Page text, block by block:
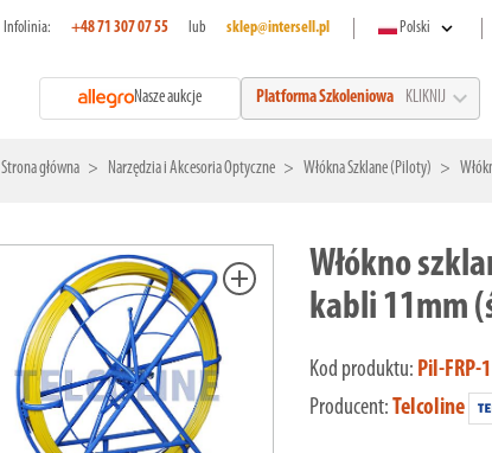
Infolinia: +48 71 307 07 55 lub sklep@intersell.pl Polski expand_more
Nasze aukcje Platforma Szkoleniowa KLIKNIJ expand_more
Strona główna Narzędzia i Akcesoria Optyczne Włókna Szklane (Piloty)
add
Włókno
kabli 11mm
Kod produktu: Pil-FRP-
Producent: Telcoline